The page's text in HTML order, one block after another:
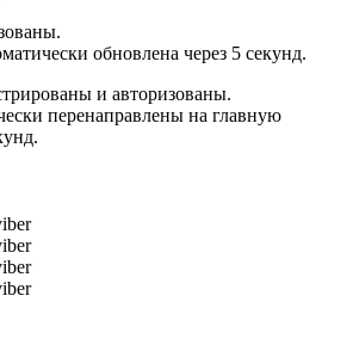
обновлена через 5 секунд.
и авторизованы.
перенаправлены на главную